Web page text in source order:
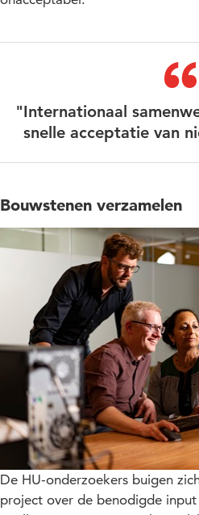
"Internationaal
snelle acceptatie van
Bouwstenen verzamelen
De HU-onderzoekers buigen
project over de benodigde